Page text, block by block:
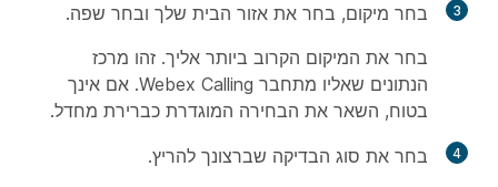
3
בחר מיקום, בחר את אזור הבית שלך ובחר שפה.
בחר את המיקום הקרוב ביותר אליך. זהו מרכז
הנתונים שאליו מתחבר Webex Calling. אם אינך
בטוח, השאר את הבחירה המוגדרת כברירת מחדל.
4
בחר את סוג הבדיקה שברצונך להריץ.